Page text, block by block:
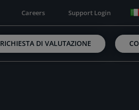
Careers Support Login
RICHIESTA DI VALUTAZIONE